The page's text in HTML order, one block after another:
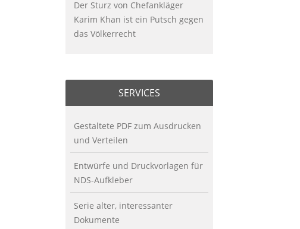
Der Sturz von Chefankläger
Karim Khan ist ein Putsch gegen
das Völkerrecht
SERVICES
Gestaltete PDF zum Ausdrucken
und Verteilen
Entwürfe und Druckvorlagen für
NDS-Aufkleber
Serie alter, interessanter
Dokumente